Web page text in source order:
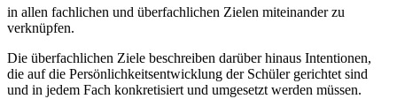
in allen fachlichen und überfachlichen Zielen miteinander zu
verknüpfen.
Die überfachlichen Ziele beschreiben darüber hinaus Intentionen,
die auf die Persönlichkeitsentwicklung der Schüler gerichtet sind
und in jedem Fach konkretisiert und umgesetzt werden müssen.